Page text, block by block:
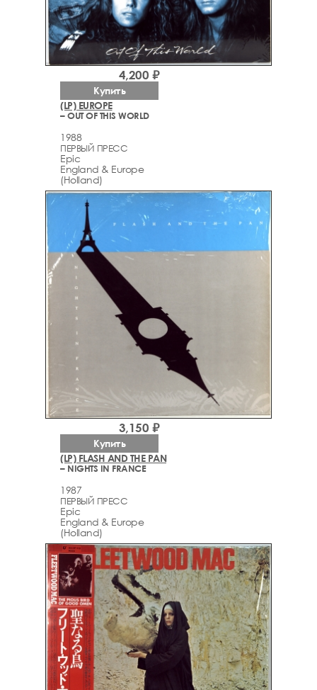
(LP) EUROPE
– OUT OF THIS WORLD
1988
ПЕРВЫЙ ПРЕСС
Epic
England & Europe
(Holland)
4,200 ₽
Купить
(LP) FLASH AND THE PAN
– NIGHTS IN FRANCE
1987
ПЕРВЫЙ ПРЕСС
Epic
England & Europe
(Holland)
3,150 ₽
Купить